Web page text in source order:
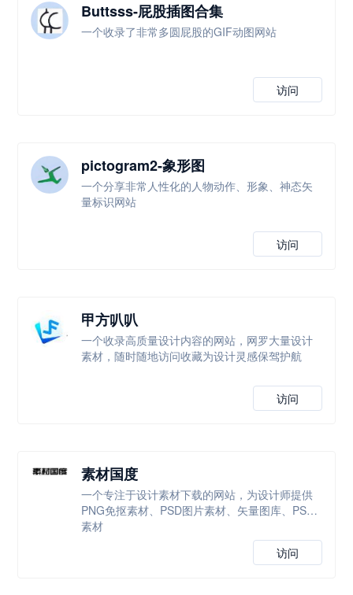
Buttsss-屁股插图合集
一个收录了非常多圆屁股的GIF动图网站
访问
pictogram2-象形图
一个分享非常人性化的人物动作、形象、神态矢
量标识网站
访问
甲方叭叭
一个收录高质量设计内容的网站，网罗大量设计
素材，随时随地访问收藏为设计灵感保驾护航
访问
素材国度
一个专注于设计素材下载的网站，为设计师提供
PNG免抠素材、PSD图片素材、矢量图库、PS等
素材
访问